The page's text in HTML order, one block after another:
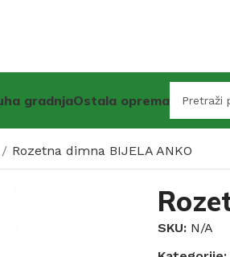
gradnjaOstala oprema
Rozetna dimna BIJELA ANKO
SKU: N/A